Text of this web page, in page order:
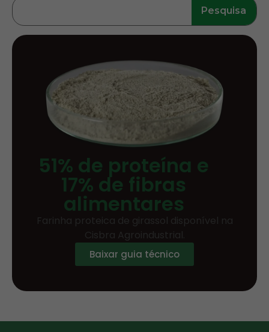
Pesquisa
51% de proteína e
17% de fibras
alimentares
Farinha proteica de girassol disponível na
Cisbra Agroindustrial.
Baixar guia técnico